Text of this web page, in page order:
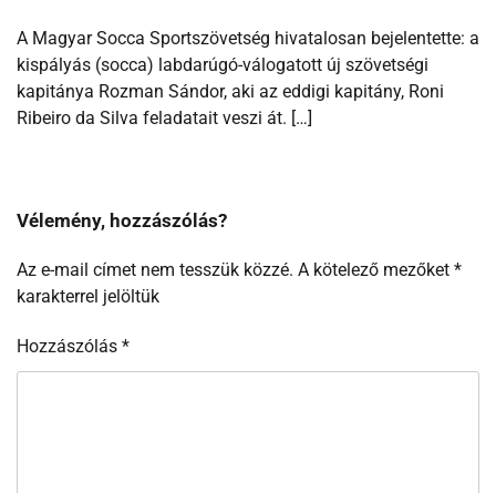
A Magyar Socca Sportszövetség hivatalosan bejelentette: a
kispályás (socca) labdarúgó-válogatott új szövetségi
kapitánya Rozman Sándor, aki az eddigi kapitány, Roni
Ribeiro da Silva feladatait veszi át. […]
Vélemény, hozzászólás?
Az e-mail címet nem tesszük közzé. A kötelező mezőket *
karakterrel jelöltük
Hozzászólás *